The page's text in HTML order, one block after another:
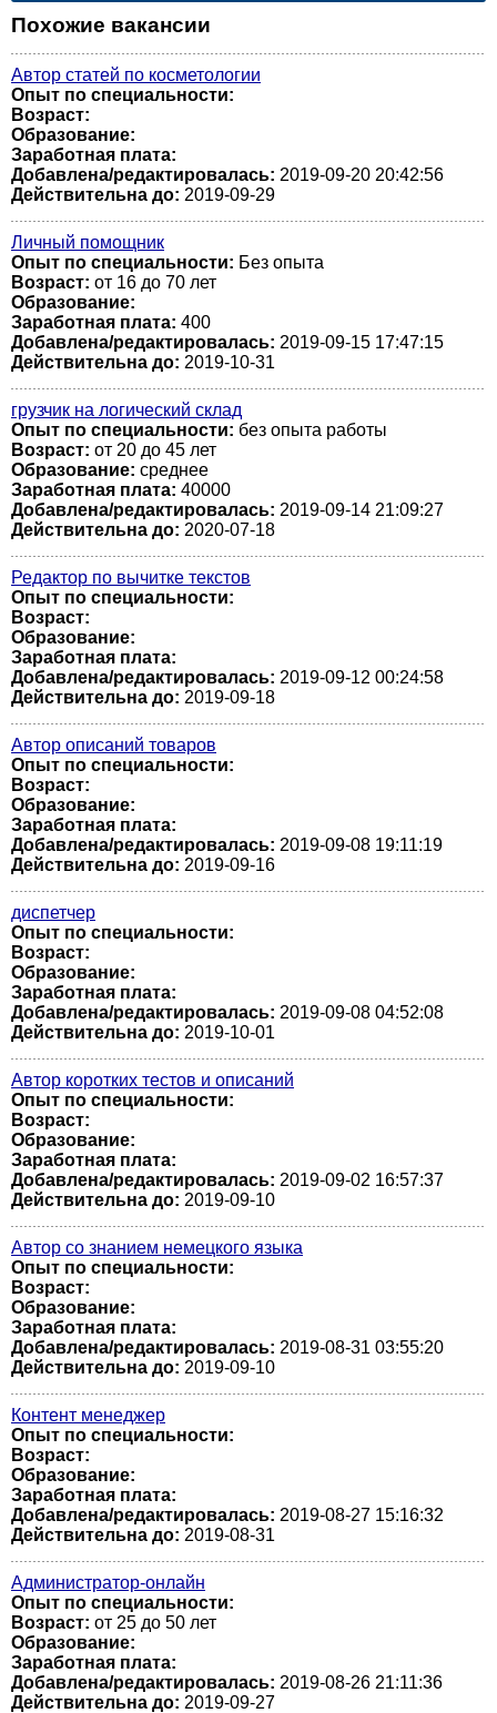
Похожие вакансии
Автор статей по косметологии
Опыт по специальности:
Возраст:
Образование:
Заработная плата:
Добавлена/редактировалась: 2019-09-20 20:42:56
Действительна до: 2019-09-29
Личный помощник
Опыт по специальности: Без опыта
Возраст: от 16 до 70 лет
Образование:
Заработная плата: 400
Добавлена/редактировалась: 2019-09-15 17:47:15
Действительна до: 2019-10-31
грузчик на логический склад
Опыт по специальности: без опыта работы
Возраст: от 20 до 45 лет
Образование: среднее
Заработная плата: 40000
Добавлена/редактировалась: 2019-09-14 21:09:27
Действительна до: 2020-07-18
Редактор по вычитке текстов
Опыт по специальности:
Возраст:
Образование:
Заработная плата:
Добавлена/редактировалась: 2019-09-12 00:24:58
Действительна до: 2019-09-18
Автор описаний товаров
Опыт по специальности:
Возраст:
Образование:
Заработная плата:
Добавлена/редактировалась: 2019-09-08 19:11:19
Действительна до: 2019-09-16
диспетчер
Опыт по специальности:
Возраст:
Образование:
Заработная плата:
Добавлена/редактировалась: 2019-09-08 04:52:08
Действительна до: 2019-10-01
Автор коротких тестов и описаний
Опыт по специальности:
Возраст:
Образование:
Заработная плата:
Добавлена/редактировалась: 2019-09-02 16:57:37
Действительна до: 2019-09-10
Автор со знанием немецкого языка
Опыт по специальности:
Возраст:
Образование:
Заработная плата:
Добавлена/редактировалась: 2019-08-31 03:55:20
Действительна до: 2019-09-10
Контент менеджер
Опыт по специальности:
Возраст:
Образование:
Заработная плата:
Добавлена/редактировалась: 2019-08-27 15:16:32
Действительна до: 2019-08-31
Администратор-онлайн
Опыт по специальности:
Возраст: от 25 до 50 лет
Образование:
Заработная плата:
Добавлена/редактировалась: 2019-08-26 21:11:36
Действительна до: 2019-09-27